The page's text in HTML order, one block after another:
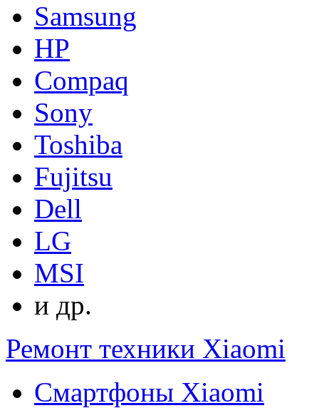
Samsung
HP
Compaq
Sony
Toshiba
Fujitsu
Dell
LG
MSI
и др.
Ремонт техники Xiaomi
Смартфоны Xiaomi